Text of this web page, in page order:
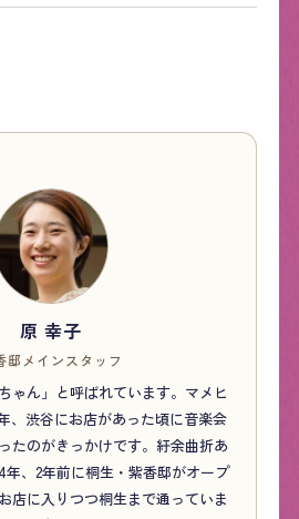
原 幸子
邸メインスタッフ
ゃん」と呼ばれています。マメヒ
、渋谷にお店があった頃に音楽会
たのがきっかけです。紆余曲折あ
年、2年前に桐生・紫香邸がオープ
店に入りつつ桐生まで通っていま